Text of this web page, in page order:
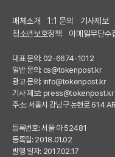
매체소개 1:1 문의 기사제보
청소년보호정책
이메일무단수
대표 문의: 02-6674-1012
일반 문의: cs@tokenpost.kr
광고 문의: info@tokenpost.kr
기사 제보: press@tokenpost.kr
주소: 서울시 강남구 논현로 614
등록번호: 서울 아 52481
등록일: 2018.01.02
발행 일자: 2017.02.17